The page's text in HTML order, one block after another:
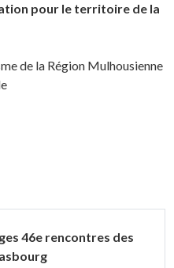
pour le territoire de la
de la Région Mulhousienne
46e rencontres des